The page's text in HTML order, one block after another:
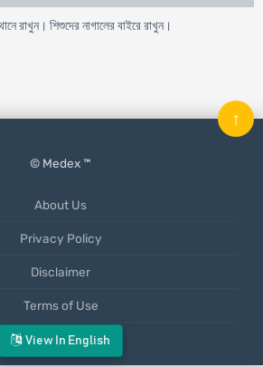
View In English
রাখুন। শিশুদের নাগালের বাইরে রাখুন।
© Medex ™
About Us
Privacy Policy
Disclaimer
Terms of Use
Mobile App
↑